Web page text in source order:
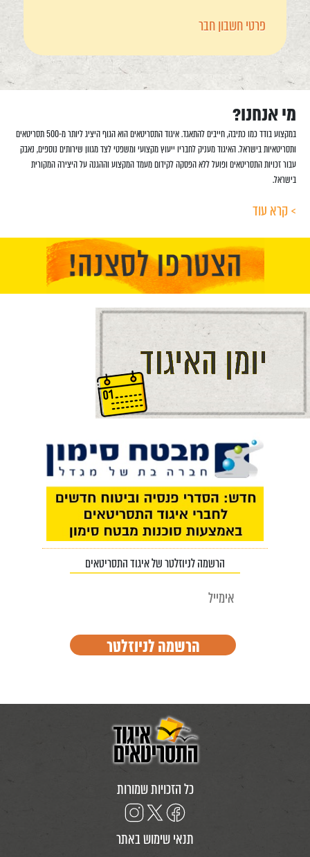
פרטי חשבון חבר
מי אנחנו?
במקצוע בודד כמו כתיבה, חייבים להתאגד. איגוד התסריטאים הוא הגוף היציג ליותר מ-500 תסריטאים
ותסריטאיות בישראל. האיגוד מעניק לחבריו ייעוץ מקצועי ומשפטי לצד מגוון שירותים נוספים, נאבק
עבור זכויות התסריטאים ופועל ללא הפסקה לקידום מעמד המקצוע וההגנה על היצירה המקורית
בישראל.
> קרא עוד
הרשמה לניוזלטר של איגוד התסריטאים
כל הזכויות שמורות
תנאי שימוש באתר